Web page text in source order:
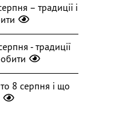
– традиції і
- традиції
8 серпня і що